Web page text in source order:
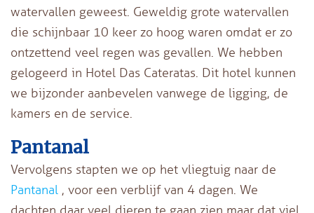
watervallen geweest. Geweldig grote watervallen
die schijnbaar 10 keer zo hoog waren omdat er zo
ontzettend veel regen was gevallen. We hebben
gelogeerd in Hotel Das Cateratas. Dit hotel kunnen
we bijzonder aanbevelen vanwege de ligging, de
kamers en de service.
Pantanal
Vervolgens stapten we op het vliegtuig naar de
Pantanal , voor een verblijf van 4 dagen. We